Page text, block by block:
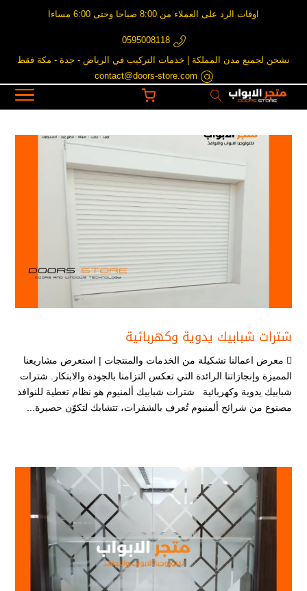
اوقات الرد على العملاء من 8:00 صباحا وحتى 6:00 مساءا
0595008118
نشحن لجميع مدن المملكة | خدمات التركيب في الرياض - جدة - مكة فقط
contact@doors-store.com
شترات شبابيك يدوية وكهربائية
 معرض اعمالنا تشكيلة من الخدمات والمنتجات | استعرض مشاريعنا
المميزة وإنجازاتنا الرائدة التي تعكس التزامنا بالجودة والابتكار. شترات
شبابيك يدوية وكهربائية شترات شبابيك ألمنيوم هو نظام تغطية للنوافذ
مصنوع من شرائح ألمنيوم تُعرف بالشفرات، تتشابك لتكوّن حصيرة...